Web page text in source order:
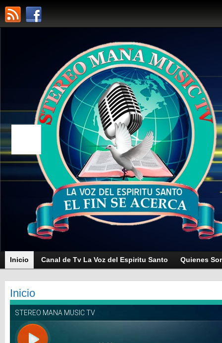
STEREO MANA MUSIC TV
PREDICANDO EL EVANGELIO DE
Inicio Canal de Tv La Voz del Espiritu Santo Quienes
Inicio